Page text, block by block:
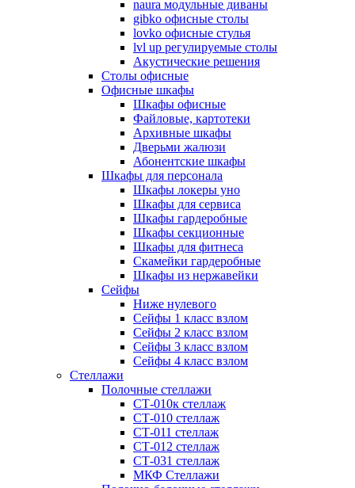
naura модульные диваны
gibko офисные столы
lovko офисные стулья
lvl up регулируемые столы
Акустические решения
Столы офисные
Офисные шкафы
Шкафы офисные
Файловые, картотеки
Архивные шкафы
Дверьми жалюзи
Абонентские шкафы
Шкафы для персонала
Шкафы локеры уно
Шкафы для сервиса
Шкафы гардеробные
Шкафы секционные
Шкафы для фитнеса
Скамейки гардеробные
Шкафы из нержавейки
Сейфы
Ниже нулевого
Сейфы 1 класс взлом
Сейфы 2 класс взлом
Сейфы 3 класс взлом
Сейфы 4 класс взлом
Стеллажи
Полочные стеллажи
СТ-010к стеллаж
СТ-010 стеллаж
СТ-011 стеллаж
СТ-012 стеллаж
СТ-031 стеллаж
МКФ Стеллажи